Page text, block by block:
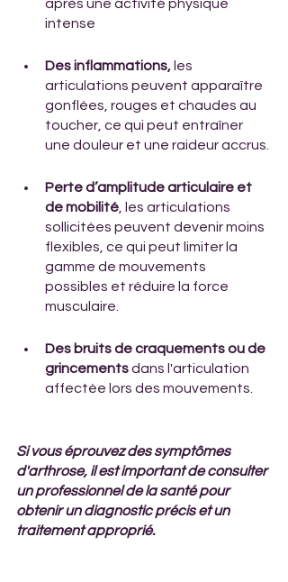
après une activité physique
intense
Des inflammations, les
articulations peuvent apparaître
gonflées, rouges et chaudes au
toucher, ce qui peut entraîner
une douleur et une raideur accrus.
Perte d’amplitude articulaire et
de mobilité , les articulations
sollicitées peuvent devenir moins
flexibles, ce qui peut limiter la
gamme de mouvements
possibles et réduire la force
musculaire.
Des bruits de craquements ou de
grincements dans l'articulation
affectée lors des mouvements.
Si vous éprouvez des symptômes
d'arthrose, il est important de consulter
un professionnel de la santé pour
obtenir un diagnostic précis et un
traitement approprié.